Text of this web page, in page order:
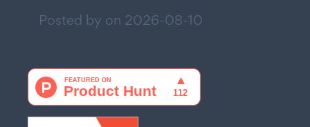
Posted by on 2026-08-10